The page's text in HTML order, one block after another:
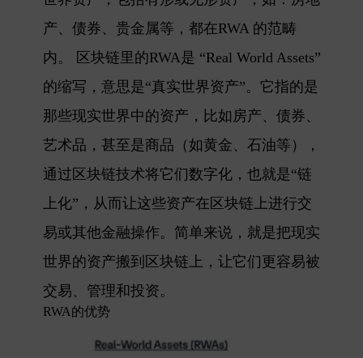
产、债券、贵金属等，都在RWA 的范畴
内。 区块链里的RWA是 “Real World Assets”
的缩写，意思是“真实世界资产”。它指的是
那些现实世界中的资产，比如房产、债券、
艺术品，甚至是商品（如黄金、石油等），
通过区块链技术将它们数字化，也就是“链
上化”，从而让这些资产在区块链上进行交
易或其他金融操作。 简单来说，就是把现实
世界的资产搬到区块链上，让它们更容易被
交易、管理和投资。
RWA的优势